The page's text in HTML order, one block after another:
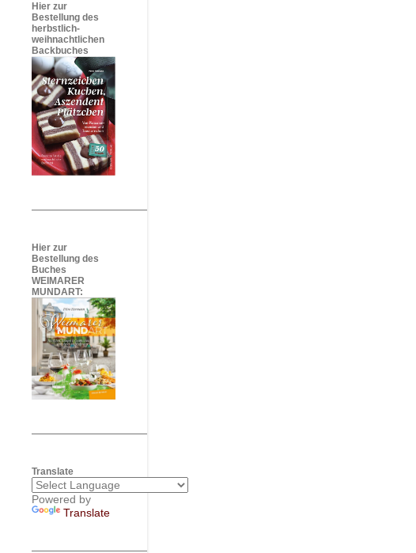
Hier zur
Bestellung des
herbstlich-
weihnachtlichen
Backbuches
Hier zur
Bestellung des
Buches
WEIMARER
MUNDART:
Translate
Powered by
Translate